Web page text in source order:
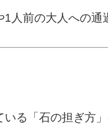
人前の大人への通
る「石の担ぎ方